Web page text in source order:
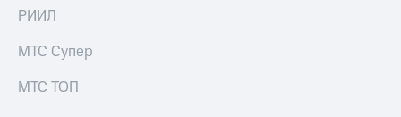
РИИЛ
МТС Супер
МТС ТОП